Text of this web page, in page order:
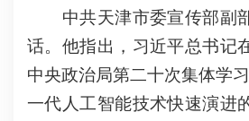
中共天津市委宣传部副
话。他指出，习近平总书记
中央政治局第二十次集体学
一代人工智能技术快速演进